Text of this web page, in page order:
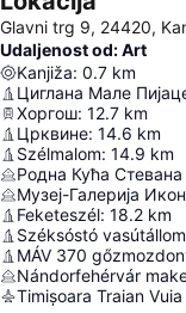
Glavni trg 9, 24420,
Udaljenost od: Art
Kanjiža: 0.7 km
Циглана Мале
Хоргош: 12.7 km
Црквине: 14.6 km
Szélmalom: 14.9 km
Родна Кућа
Музеј-Галерија
Feketeszél: 18.2 km
Széksóstó
MÁV 370
Nándorfehérvár
Timișoara Traian